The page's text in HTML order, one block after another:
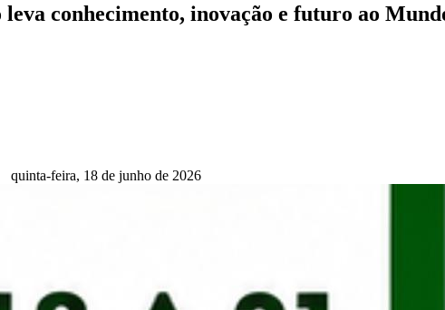
conhecimento, inovação e futuro ao
quinta-feira, 18 de junho de 2026